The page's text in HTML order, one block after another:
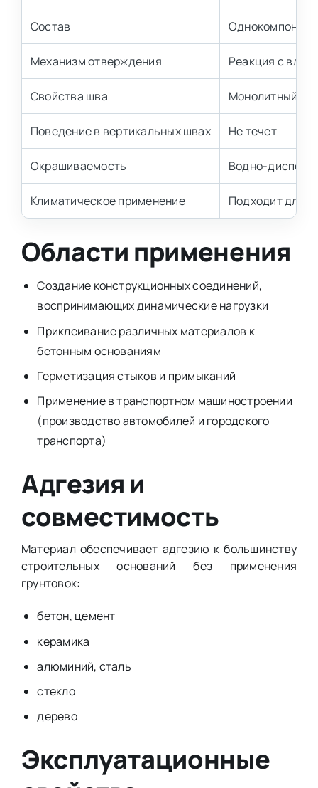
Состав
Механизм отверждения Реакция с
Свойства шва Монолитный,
Поведение в вертикальных швах Не течет
Окрашиваемость Водно-
Климатическое применение Подходит для
Области применения
Создание конструкционных соединений,
воспринимающих динамические нагрузки
Приклеивание различных материалов к
бетонным основаниям
Герметизация стыков и примыканий
Применение в транспортном машиностроении
(производство автомобилей и городского
транспорта)
Адгезия и
совместимость
Материал обеспечивает адгезию к большинству
строительных оснований без применения
грунтовок:
бетон, цемент
керамика
алюминий, сталь
стекло
дерево
Эксплуатационные